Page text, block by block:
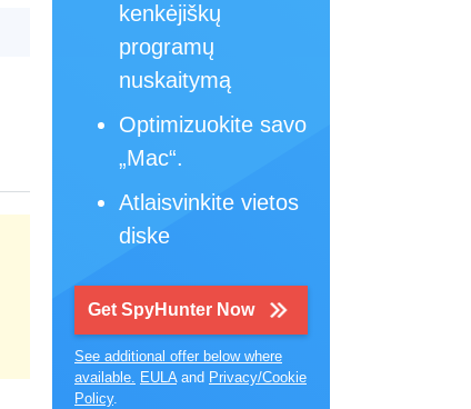
kenkėjiškų
programų
nuskaitymą
Optimizuokite savo
„Mac“.
Atlaisvinkite vietos
diske
Get SpyHunter Now
See additional offer below where
available. EULAand Privacy/Cookie
Policy.